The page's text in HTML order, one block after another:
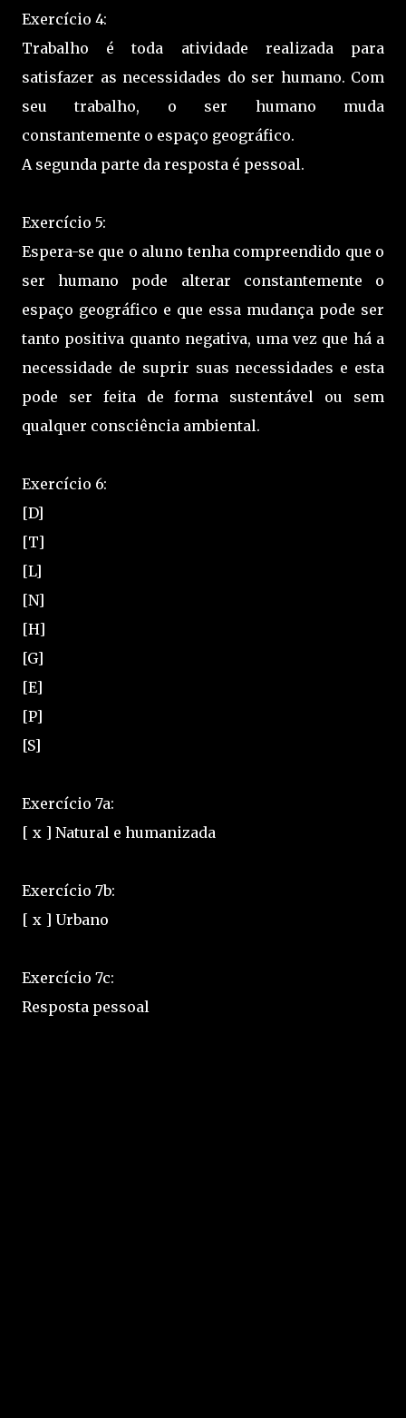
Exercício 4:
Trabalho é toda atividade realizada para
satisfazer as necessidades do ser humano. Com
seu trabalho, o ser humano muda
constantemente o espaço geográfico.
A segunda parte da resposta é pessoal.
Exercício 5:
Espera-se que o aluno tenha compreendido que o
ser humano pode alterar constantemente o
espaço geográfico e que essa mudança pode ser
tanto positiva quanto negativa, uma vez que há a
necessidade de suprir suas necessidades e esta
pode ser feita de forma sustentável ou sem
qualquer consciência ambiental.
Exercício 6:
[D]
[T]
[L]
[N]
[H]
[G]
[E]
[P]
[S]
Exercício 7a:
[ x ] Natural e humanizada
Exercício 7b:
[ x ] Urbano
Exercício 7c:
Resposta pessoal